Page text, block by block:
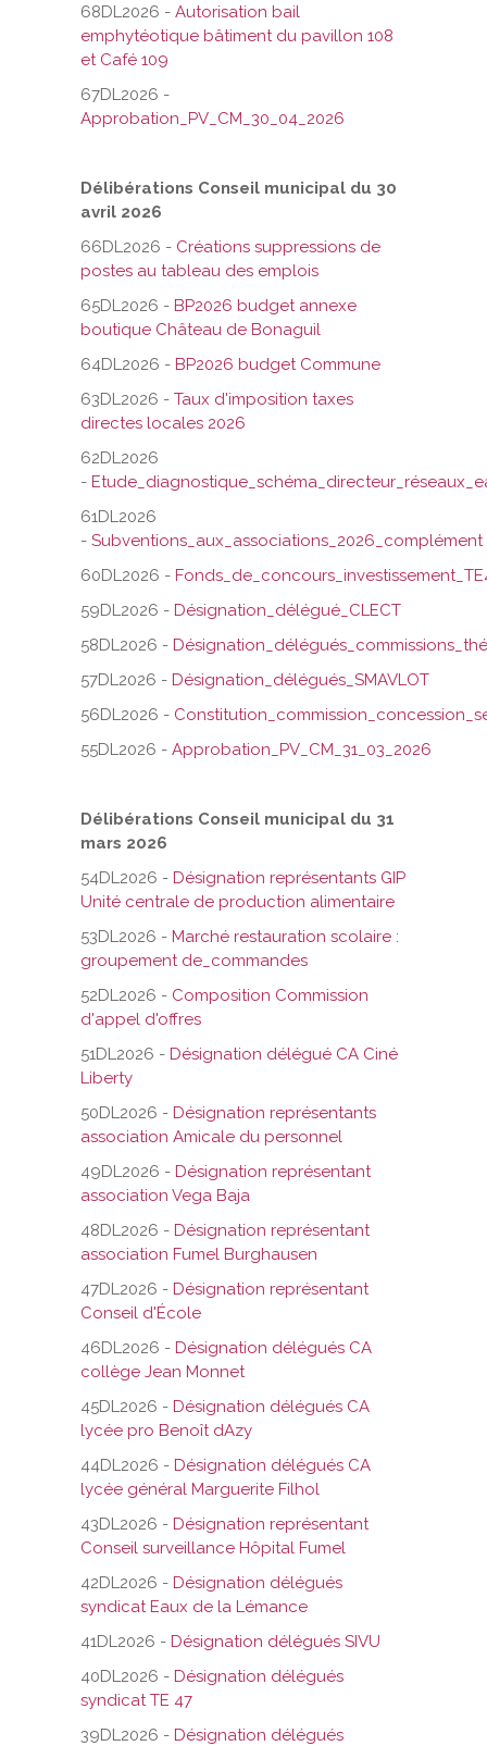
68DL2026 - Autorisation bail
emphytéotique bâtiment du pavillon 108
et Café 109
67DL2026 -
Approbation_PV_CM_30_04_2026
Délibérations Conseil municipal du 30
avril 2026
66DL2026 - Créations suppressions de
postes au tableau des emplois
65DL2026 - BP2026 budget annexe
boutique Château de Bonaguil
64DL2026 - BP2026 budget Commune
63DL2026 - Taux d'imposition taxes
directes locales 2026
62DL2026
-
61DL2026
- Subventions_aux_associations_2026_complément
60DL2026 -
59DL2026 - Désignation_délégué_CLECT
58DL2026 -
57DL2026 - Désignation_délégués_SMAVLOT
56DL2026 -
55DL2026 - Approbation_PV_CM_31_03_2026
Délibérations Conseil municipal du 31
mars 2026
54DL2026 - Désignation représentants GIP
Unité centrale de production alimentaire
53DL2026 - Marché restauration scolaire :
groupement de_commandes
52DL2026 - Composition Commission
d'appel d'offres
51DL2026 - Désignation délégué CA Ciné
Liberty
50DL2026 - Désignation représentants
association Amicale du personnel
49DL2026 - Désignation représentant
association Vega Baja
48DL2026 - Désignation représentant
association Fumel Burghausen
47DL2026 - Désignation représentant
Conseil d'École
46DL2026 - Désignation délégués CA
collège Jean Monnet
45DL2026 - Désignation délégués CA
lycée pro Benoît dAzy
44DL2026 - Désignation délégués CA
lycée général Marguerite Filhol
43DL2026 - Désignation représentant
Conseil surveillance Hôpital Fumel
42DL2026 - Désignation délégués
syndicat Eaux de la Lémance
41DL2026 - Désignation délégués SIVU
40DL2026 - Désignation délégués
syndicat TE 47
39DL2026 - Désignation délégués